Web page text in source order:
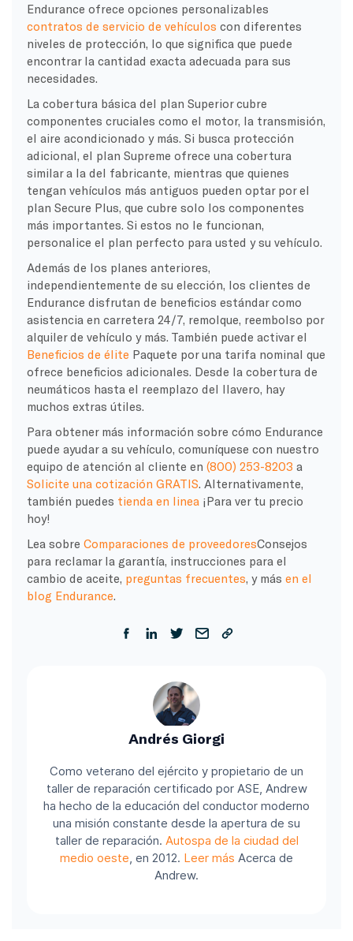
Endurance ofrece opciones personalizables
contratos de servicio de vehículos con diferentes
niveles de protección, lo que significa que puede
encontrar la cantidad exacta adecuada para sus
necesidades.
La cobertura básica del plan Superior cubre
componentes cruciales como el motor, la transmisión,
el aire acondicionado y más. Si busca protección
adicional, el plan Supreme ofrece una cobertura
similar a la del fabricante, mientras que quienes
tengan vehículos más antiguos pueden optar por el
plan Secure Plus, que cubre solo los componentes
más importantes. Si estos no le funcionan,
personalice el plan perfecto para usted y su vehículo.
Además de los planes anteriores,
independientemente de su elección, los clientes de
Endurance disfrutan de beneficios estándar como
asistencia en carretera 24/7, remolque, reembolso por
alquiler de vehículo y más. También puede activar el
Beneficios de élite Paquete por una tarifa nominal que
ofrece beneficios adicionales. Desde la cobertura de
neumáticos hasta el reemplazo del llavero, hay
muchos extras útiles.
Para obtener más información sobre cómo Endurance
puede ayudar a su vehículo, comuníquese con nuestro
equipo de atención al cliente en (800) 253-8203 a
Solicite una cotización GRATIS . Alternativamente,
también puedes tienda en linea ¡Para ver tu precio
hoy!
Lea sobre Comparaciones de proveedoresConsejos
para reclamar la garantía, instrucciones para el
cambio de aceite, preguntas frecuentes , y más en el
blog Endurance
Andrés Giorgi
Como veterano del ejército y propietario de un
taller de reparación certificado por ASE, Andrew
ha hecho de la educación del conductor moderno
una misión constante desde la apertura de su
taller de reparación. Autospa de la ciudad del
medio oeste, en 2012. Leer más Acerca de
Andrew.